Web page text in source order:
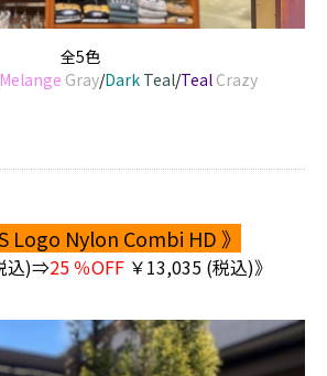
全5色
Gray/DarkTeal/Teal Crazy
Logo Nylon Combi HD 》
込)⇒25 ％OFF ￥13,035 (税込)》